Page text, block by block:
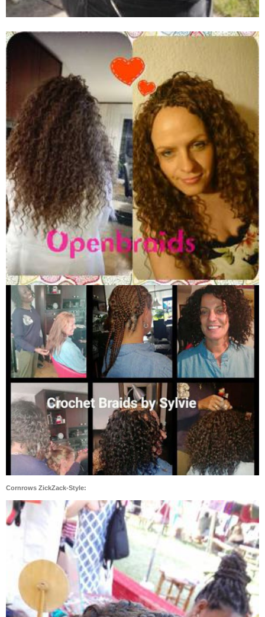
Cornrows ZickZack-Style: